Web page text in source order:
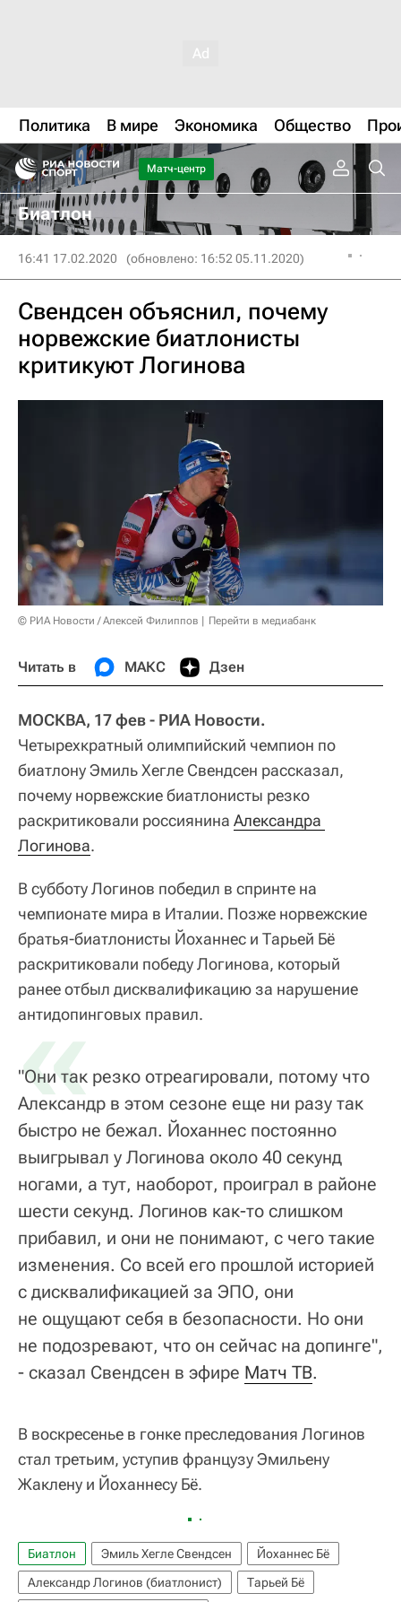
Политика В мире Экономика Общество
Матч-центр
Биатлон
16:41 17.02.2020 (обновлено: 16:52 05.11.2020)
Свендсен объяснил, почему
норвежские биатлонисты
критикуют Логинова
© РИА Новости / Алексей Филиппов Перейти в медиабанк
Читать в МАКС Дзен
МОСКВА, 17 фев - РИА Новости.
Четырехкратный олимпийский чемпион по
биатлону Эмиль Хегле Свендсен рассказал,
почему норвежские биатлонисты резко
раскритиковали россиянина Александра
Логинова.
В субботу Логинов победил в спринте на
чемпионате мира в Италии. Позже норвежские
братья-биатлонисты Йоханнес и Тарьей Бё
раскритиковали победу Логинова, который
ранее отбыл дисквалификацию за нарушение
антидопинговых правил.
«
"Они так резко отреагировали, потому что
Александр в этом сезоне еще ни разу так
быстро не бежал. Йоханнес постоянно
выигрывал у Логинова около 40 секунд
ногами, а тут, наоборот, проиграл в районе
шести секунд. Логинов как-то слишком
прибавил, и они не понимают, с чего такие
изменения. Со всей его прошлой историей
с дисквалификацией за ЭПО, они
не ощущают себя в безопасности. Но они
не подозревают, что он сейчас на допинге",
- сказал Свендсен в эфире Матч ТВ.
В воскресенье в гонке преследования Логинов
стал третьим, уступив французу Эмильену
Жаклену и Йоханнесу Бё.
Биатлон Эмиль Хегле Свендсен
Йоханнес Бё
Александр Логинов (биатлонист)
Тарьей Бё